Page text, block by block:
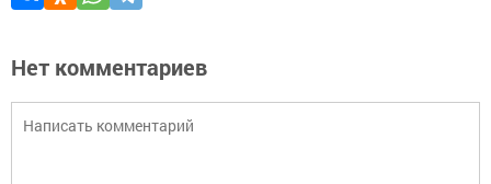
Нет комментариев